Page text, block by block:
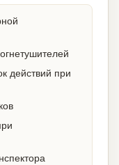
действий при